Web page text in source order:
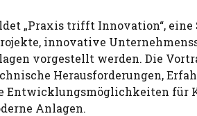
„Praxis trifft Innovation“, eine
innovative
vorgestellt werden. Die
Herausforderungen,
Entwicklungsmöglichkeiten für
Anlagen.